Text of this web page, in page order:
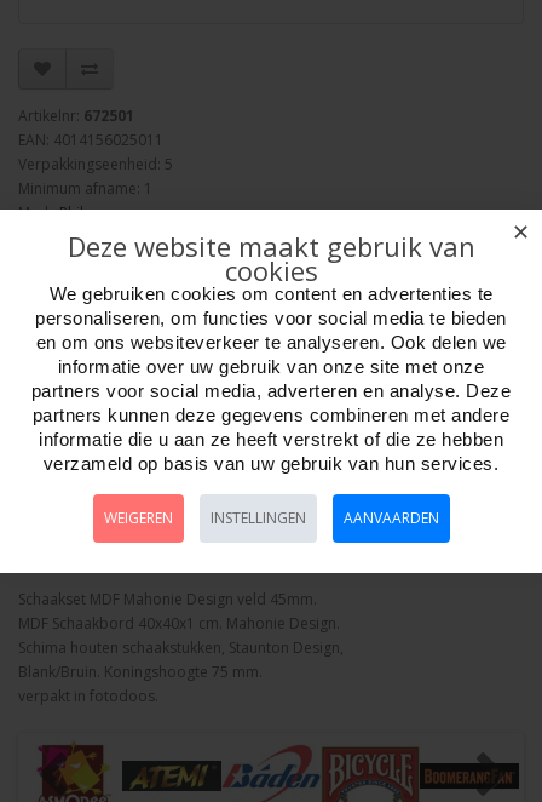
Artikelnr: 672501
EAN: 4014156025011
Verpakkingseenheid: 5
Minimum afname: 1
Merk:Philos
Aantal
Bestellen
Omschrijving Foto hoge resolutie Details
Schaakset MDF Mahonie Design veld 45mm.
MDF Schaakbord 40x40x1 cm. Mahonie Design.
Schima houten schaakstukken, Staunton Design,
Blank/Bruin. Koningshoogte 75 mm.
verpakt in fotodoos.
✕
Deze website maakt gebruik van
cookies
We gebruiken cookies om content en advertenties te
personaliseren, om functies voor social media te bieden
en om ons websiteverkeer te analyseren. Ook delen we
informatie over uw gebruik van onze site met onze
partners voor social media, adverteren en analyse. Deze
partners kunnen deze gegevens combineren met andere
informatie die u aan ze heeft verstrekt of die ze hebben
verzameld op basis van uw gebruik van hun services.
WEIGEREN INSTELLINGEN AANVAARDEN